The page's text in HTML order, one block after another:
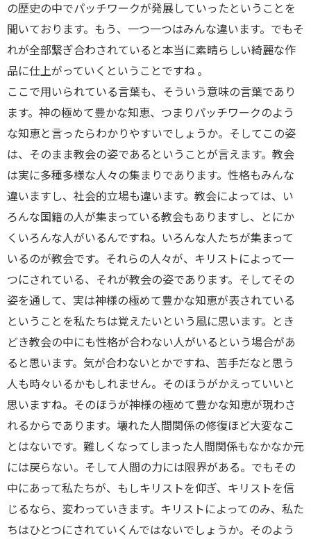
の歴史の中でパッチワークが発展していったということを
聞いております。もう、一つ一つはみんな違います。でもそ
れが全部繋ぎ合わされていると本当に素晴らしい綺麗な作
品に仕上がっていくということですね 。
ここで用いられている言葉も、そういう意味の言葉であり
ます。神の極めて豊かな知恵、つまりパッチワークのよう
な知恵と言ったらわかりやすいでしょうか。そしてこの姿
は、そのまま教会の姿であるということが言えます。教会
は実に多種多様な人々の集まりであります。性格もみんな
違いますし、社会的立場も違います。教会によっては、い
ろんな国籍の人が集まっている教会もありますし、とにか
くいろんな人がいるんですね。いろんな人たちが集まって
いるのが教会です。それらの人々が、キリストによって一
つにされている、それが教会の姿であります。そしてその
姿を通して、実は神様の極めて豊かな知恵が表されている
ということを私たちは覚えたいという風に思います。とき
どき教会の中にも性格が合わない人がいるという場合があ
ると思います。気が合わないとかですね、苦手だなと思う
人も時々いるかもしれません。そのほうがかえっていいと
思いますね。そのほうが神様の極めて豊かな知恵が現わさ
れるからであります。壊れた人間関係の修復ほど大変なこ
とはないです。難しくなってしまった人間関係もなかなか元
には戻らない。そして人間の力には限界がある。でもその
中にあって私たちが、もしキリストを仰ぎ、キリストを信
じるなら、変わっていきます。キリストによってのみ、私た
ちはひとつにされていくんではないでしょうか。そのよう